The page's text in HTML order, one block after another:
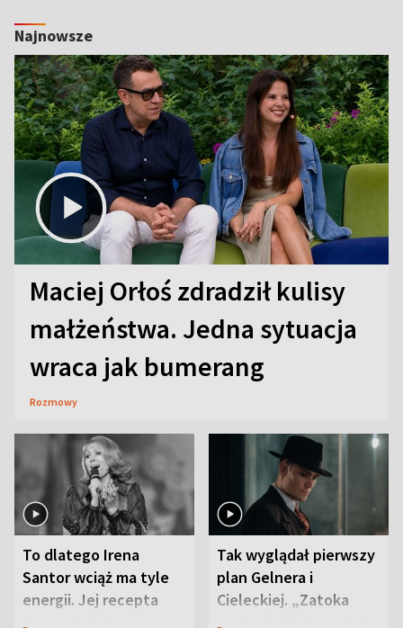
Najnowsze
Maciej Orłoś zdradził kulisy
małżeństwa. Jedna sytuacja
wraca jak bumerang
Rozmowy
To dlatego Irena
Santor wciąż ma tyle
energii. Jej recepta
jest zaskakująco
Tak wyglądał pierwszy
plan Gelnera i
Cieleckiej. „Zatoka
szpiegów” od razu ich